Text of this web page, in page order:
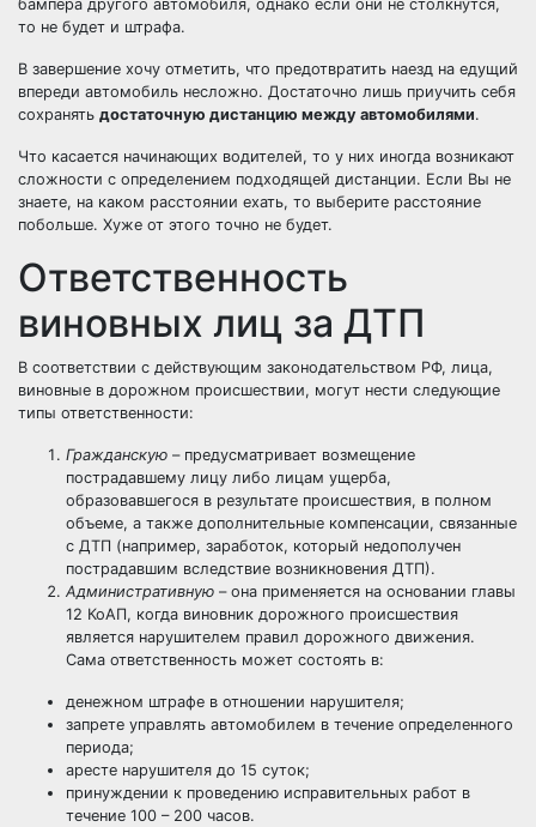
бампера другого автомобиля, однако если они не столкнутся,
то не будет и штрафа.
В завершение хочу отметить, что предотвратить наезд на едущий
впереди автомобиль несложно. Достаточно лишь приучить себя
сохранять достаточную дистанцию между автомобилями.
Что касается начинающих водителей, то у них иногда возникают
сложности с определением подходящей дистанции. Если Вы не
знаете, на каком расстоянии ехать, то выберите расстояние
побольше. Хуже от этого точно не будет.
Ответственность
виновных лиц за ДТП
В соответствии с действующим законодательством РФ, лица,
виновные в дорожном происшествии, могут нести следующие
типы ответственности:
Гражданскую – предусматривает возмещение
пострадавшему лицу либо лицам ущерба,
образовавшегося в результате происшествия, в полном
объеме, а также дополнительные компенсации, связанные
с ДТП (например, заработок, который недополучен
пострадавшим вследствие возникновения ДТП).
Административную – она применяется на основании главы
12 КоАП, когда виновник дорожного происшествия
является нарушителем правил дорожного движения.
Сама ответственность может состоять в:
денежном штрафе в отношении нарушителя;
запрете управлять автомобилем в течение определенного
периода;
аресте нарушителя до 15 суток;
принуждении к проведению исправительных работ в
течение 100 – 200 часов.